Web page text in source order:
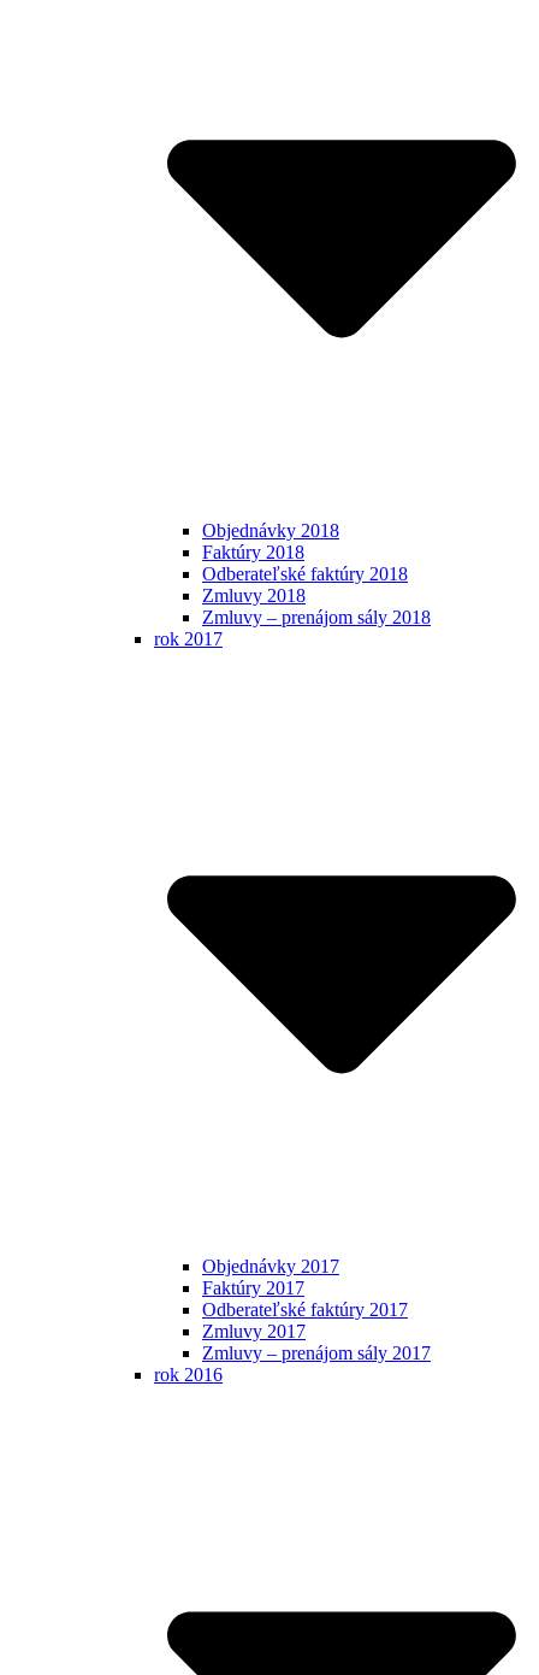
Objednávky 2018
Faktúry 2018
Odberateľské faktúry 2018
Zmluvy 2018
Zmluvy – prenájom sály 2018
rok 2017
Objednávky 2017
Faktúry 2017
Odberateľské faktúry 2017
Zmluvy 2017
Zmluvy – prenájom sály 2017
rok 2016